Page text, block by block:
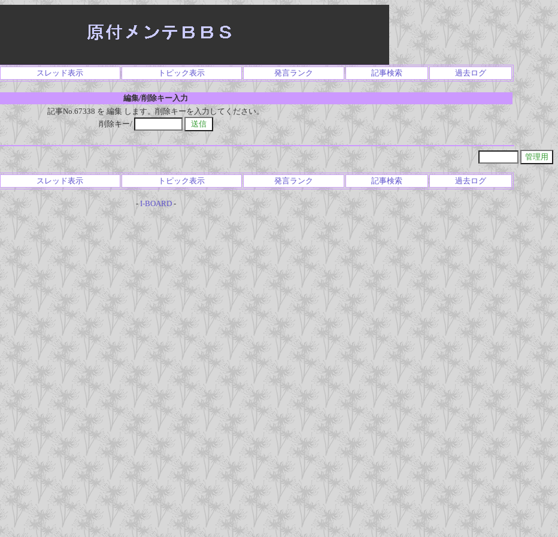
スレッド表示 トピック表示 発言ランク 記事検索 過去ログ
編集/削除キー入力
記事No.67338 を 編集 します。削除キーを入力してください。
削除キー/
スレッド表示 トピック表示 発言ランク 記事検索 過去ログ
- I-BOARD-